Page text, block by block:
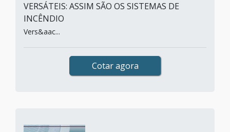
VERSÁTEIS: ASSIM SÃO OS SISTEMAS DE
INCÊNDIO
Vers&aac...
Cotar agora